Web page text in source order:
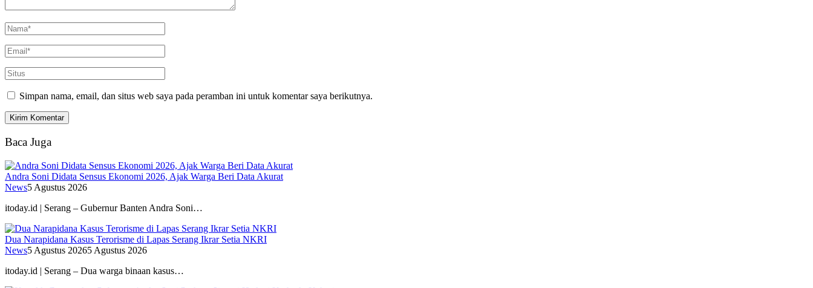
Simpan nama, email, dan situs web saya pada peramban ini untuk komentar saya berikutnya.
Baca Juga
Andra Soni Didata Sensus Ekonomi 2026, Ajak Warga Beri Data Akurat
News5 Agustus 2026
itoday.id | Serang – Gubernur Banten Andra Soni…
Dua Narapidana Kasus Terorisme di Lapas Serang Ikrar Setia NKRI
News5 Agustus 20265 Agustus 2026
itoday.id | Serang – Dua warga binaan kasus…